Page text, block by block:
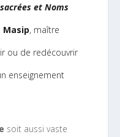
et Noms
Masip, maître
ou de redécouvrir
enseignement
soit aussi vaste